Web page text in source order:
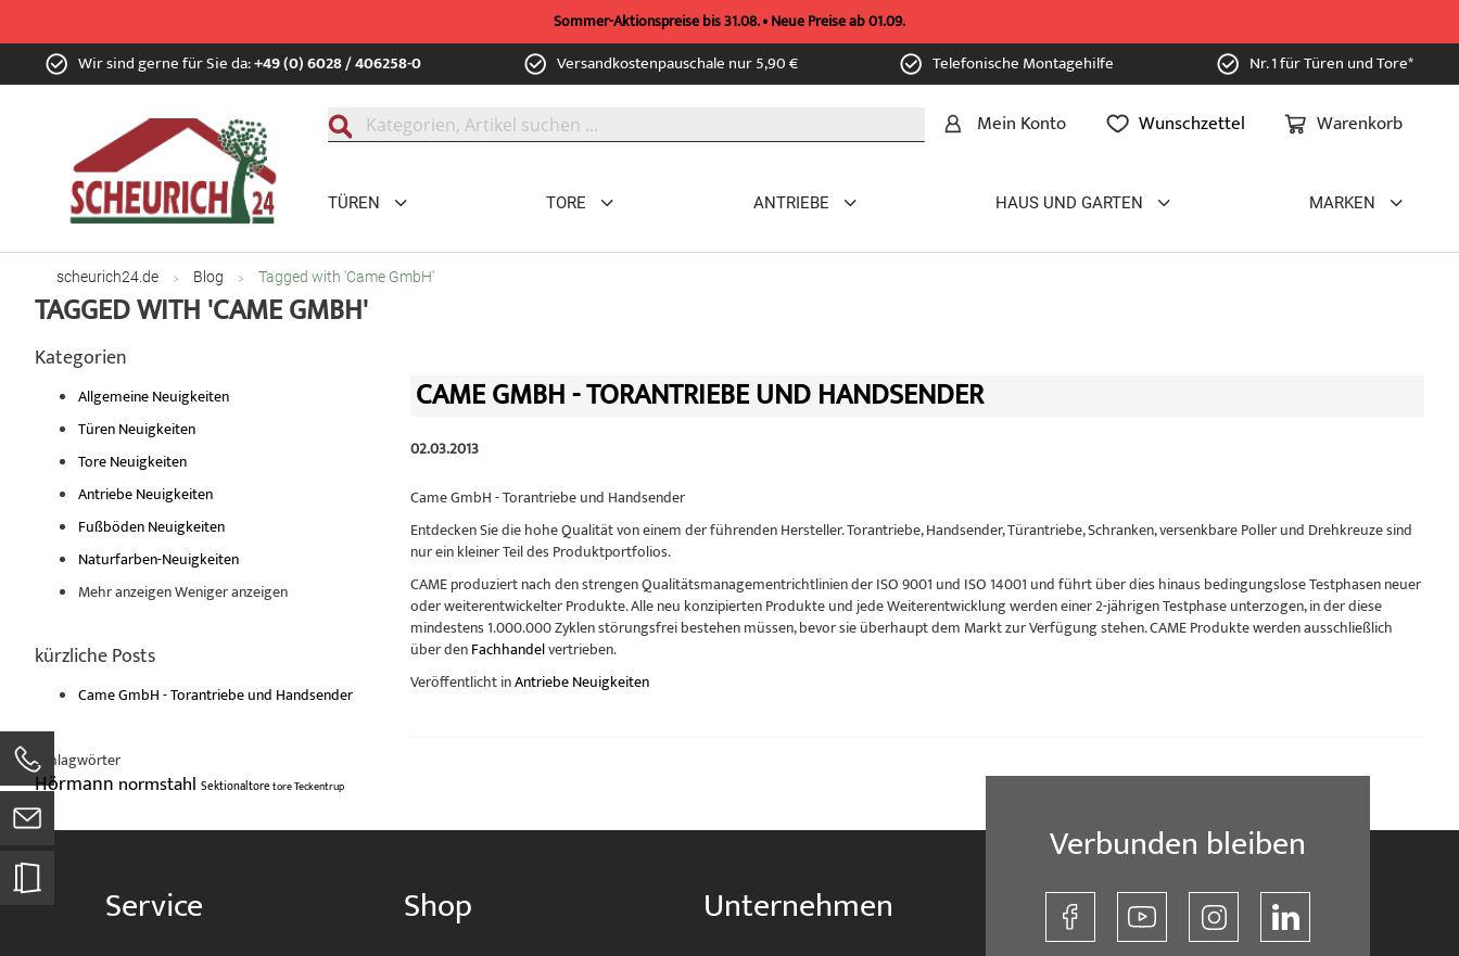
Sommer-Aktionspreise bis 31.08. • Neue Preise ab 01.09.
Zum
Inhalt Wir sind gerne für Sie da:+49 (0) 6028 / 406258-0 Versandkostenpauschale nur 5,90 € Telefonische Montagehilfe Nr. 1 für Türen und Tore*
Warenkorb
Mein Konto Wunschzettel
TÜREN TORE ANTRIEBE HAUS UND GARTEN MARKEN
scheurich24.de Blog Tagged with 'Came GmbH'
TAGGED WITH 'CAME GMBH'
CAME GMBH - TORANTRIEBE UND HANDSENDER
02.03.2013
Came GmbH - Torantriebe und Handsender
Entdecken Sie die hohe Qualität von einem der führenden Hersteller. Torantriebe, Handsender, Türantriebe, Schranken, versenkbare Poller und Drehkreuze sind
nur ein kleiner Teil des Produktportfolios.
CAME produziert nach den strengen Qualitätsmanagementrichtlinien der ISO 9001 und ISO 14001 und führt über dies hinaus bedingungslose Testphasen neuer
oder weiterentwickelter Produkte. Alle neu konzipierten Produkte und jede Weiterentwicklung werden einer 2-jährigen Testphase unterzogen, in der diese
mindestens 1.000.000 Zyklen störungsfrei bestehen müssen, bevor sie überhaupt dem Markt zur Verfügung stehen. CAME Produkte werden ausschließlich
über denFachhandelvertrieben.
Veröffentlicht inAntriebe Neuigkeiten
Kategorien
Allgemeine Neuigkeiten
Türen Neuigkeiten
Tore Neuigkeiten
Antriebe Neuigkeiten
Fußböden Neuigkeiten
Naturfarben-Neuigkeiten
Mehr anzeigenWeniger anzeigen
kürzliche Posts
Came GmbH - Torantriebe und Handsender
Schlagwörter
Hörmann normstahl SektionaltoretoreTeckentrup
Service Shop Unternehmen
Verbunden bleiben